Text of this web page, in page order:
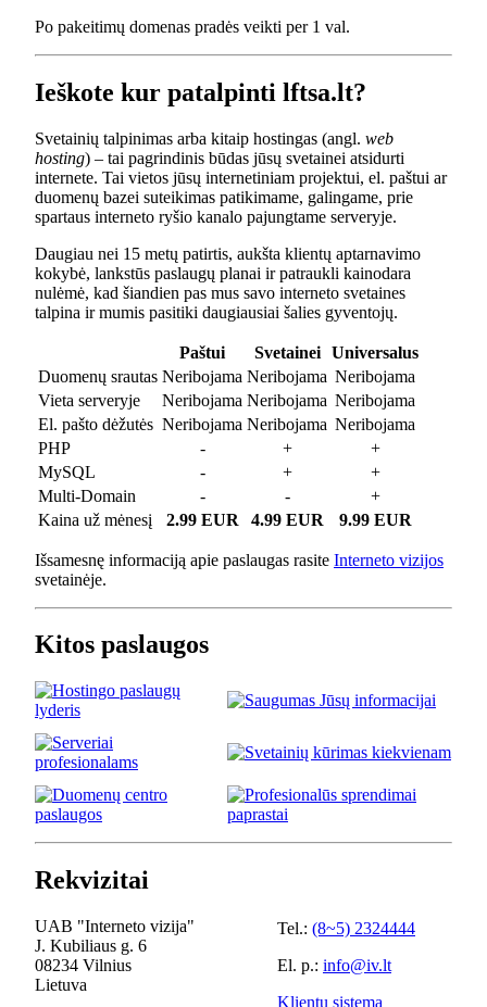
Po pakeitimų domenas pradės veikti per 1 val.
Ieškote kur patalpinti lftsa.lt?
Svetainių talpinimas arba kitaip hostingas (angl. web
hosting) – tai pagrindinis būdas jūsų svetainei atsidurti
internete. Tai vietos jūsų internetiniam projektui, el. paštui ar
duomenų bazei suteikimas patikimame, galingame, prie
spartaus interneto ryšio kanalo pajungtame serveryje.
Daugiau nei 15 metų patirtis, aukšta klientų aptarnavimo
kokybė, lankstūs paslaugų planai ir patraukli kainodara
nulėmė, kad šiandien pas mus savo interneto svetaines
talpina ir mumis pasitiki daugiausiai šalies gyventojų.
Paštui Svetainei
Universalus
Duomenų srautas Neribojama Neribojama Neribojama
Vieta serveryje
Neribojama Neribojama Neribojama
El. pašto dėžutės Neribojama Neribojama Neribojama
PHP
- +
+
MySQL
- +
+
Multi-Domain
- -
+
Kaina už mėnesį
2.99 EUR 4.99 EUR 9.99 EUR
Išsamesnę informaciją apie paslaugas rasite Interneto vizijos
svetainėje.
Kitos paslaugos
Rekvizitai
UAB "Interneto vizija"
J. Kubiliaus g. 6
08234 Vilnius
Lietuva
Tel.: (8~5) 2324444
El. p.: info@iv.lt
Klientų sistema